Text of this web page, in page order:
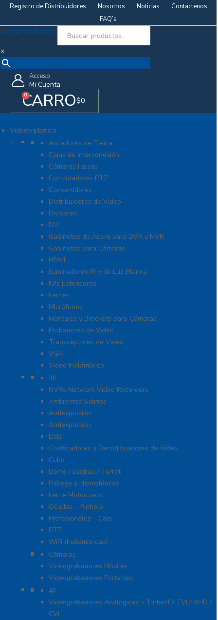
Registro de Distribuidores Nosotros Noticias
Contáctenos
FAQ’s
Buscar productos..
×
Acceso
Mi Cuenta
$0
0
CARRO
Videovigilancia
Accesorios generales
Aisladores de Tierra
Cajas de Interconexión
Cámaras Falsas
Controladores PTZ
Convertidores
Distribuidores de Video
Divisores
DVI
Gabinetes de Acero para DVR y NVR
Gabinetes para Cámaras
HDMI
Iluminadores IR y de Luz Blanca
Kits Extensores
Lentes
Micrófonos
Montajes y Brackets para Cámaras
Probadores de Video
Transceptores de Video
VGA
Video Inalámbrico
Cámaras IP y NVRs
4K
NVRs Network Video Recorders
Ambientes Salinos
Antiexplosión
Antiexplosión
Bala
Codificadores y Decodificadores de Video
Cubo
Domo / Eyeball / Turret
Fisheye y Hemisféricas
Lente Motorizado
Ocultas – Pinhole
Profesionales – Caja
PTZ
WiFi (Inalámbricas)
Videograbadoras Móviles Y Portátiles
Cámaras
Videograbadoras Móviles
Videograbadoras Portátiles
Cámaras Y DVRs HD TurboHD / AHD / HD-TVI
4K
Videograbadoras Analógicas – TurboHD TVI / AHD /
CVI